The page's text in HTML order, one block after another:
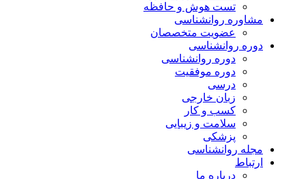
تست هوش و حافظه
مشاوره روانشناسی
عضویت متخصصان
دوره روانشناسی
دوره روانشناسی
دوره موفقیت
درسی
زبان خارجی
کسب و کار
سلامت و زیبایی
پزشکی
مجله روانشناسی
ارتباط
درباره ما